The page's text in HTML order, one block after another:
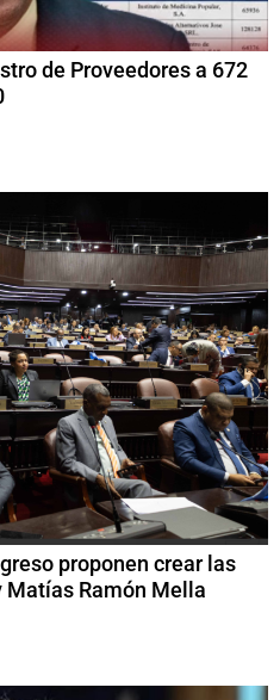
de Proveedores a 672
proponen crear las
Matías Ramón Mella